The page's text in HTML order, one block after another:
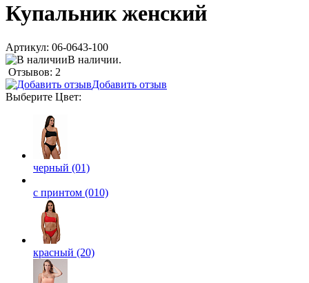
Купальник женский
Артикул: 06-0643-100
В наличии.
Отзывов: 2
Добавить отзыв
Выберите Цвет:
черный (01)
с принтом (010)
красный (20)